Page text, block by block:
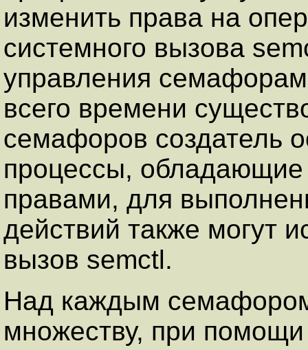
изменить права на
системного вызова
управления
всего времени
семафоров создатель
процессы,
правами, для
действий также могут
вызов semctl.
Над каждым
множеству, при